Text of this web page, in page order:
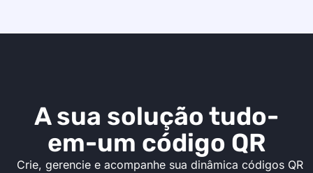
A sua solução tudo-
em-um código QR
Crie, gerencie e acompanhe sua dinâmica códigos QR